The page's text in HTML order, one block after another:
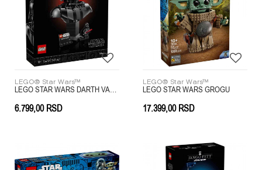
LEGO® Star Wars™
6.799,00 RSD
LEGO® Star Wars™
LEGO STAR WARS GROGU
17.399,00 RSD